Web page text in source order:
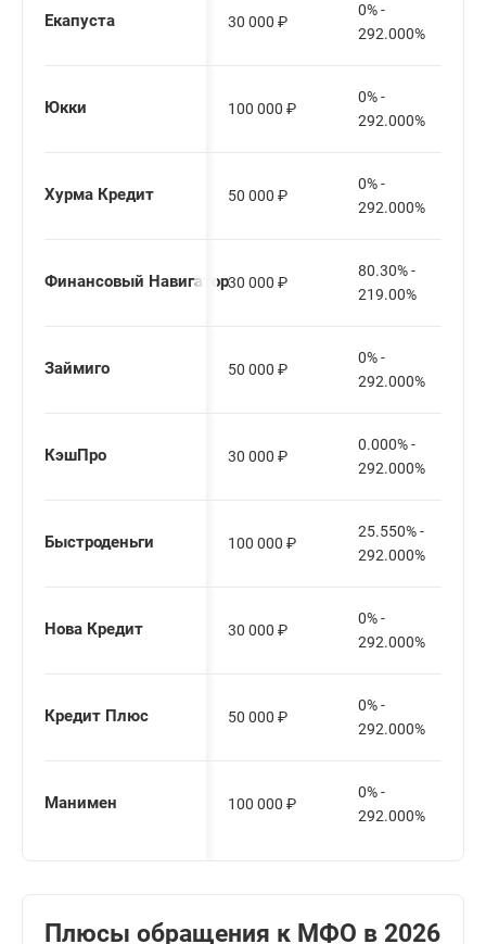
Екапуста 30 000 ₽
0% -
292.000%
Юкки 100 000 ₽
0% -
292.000%
Хурма Кредит 50 000 ₽
0% -
292.000%
Финансовый Навигатор30 000 ₽
80.30% -
219.00%
Займиго 50 000 ₽
0% -
292.000%
КэшПро 30 000 ₽
0.000% -
292.000%
Быстроденьги 100 000 ₽
25.550% -
292.000%
Нова Кредит 30 000 ₽
0% -
292.000%
Кредит Плюс 50 000 ₽
0% -
292.000%
Манимен 100 000 ₽
0% -
292.000%
Плюсы обращения к МФО в 2026